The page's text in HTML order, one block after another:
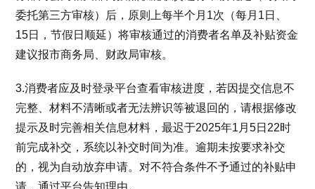
委托第三方审核）后，原则上每半个月1次（每月1日、
15日，节假日顺延）将审核通过的消费者名单及补贴资金
建议报市商务局、财政局审核。
3.消费者应及时登录平台查看审核进度，若因提交信息不
完整、材料不清晰或者无法辨识等被退回的，请根据修改
提示及时完善相关信息材料，最迟于2025年1月5日22时
前完成补交，系统以补交时间为准。逾期未按要求补交
的，视为自动放弃申请。对不符合条件不予通过的补贴申